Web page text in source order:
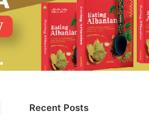
Recent Posts